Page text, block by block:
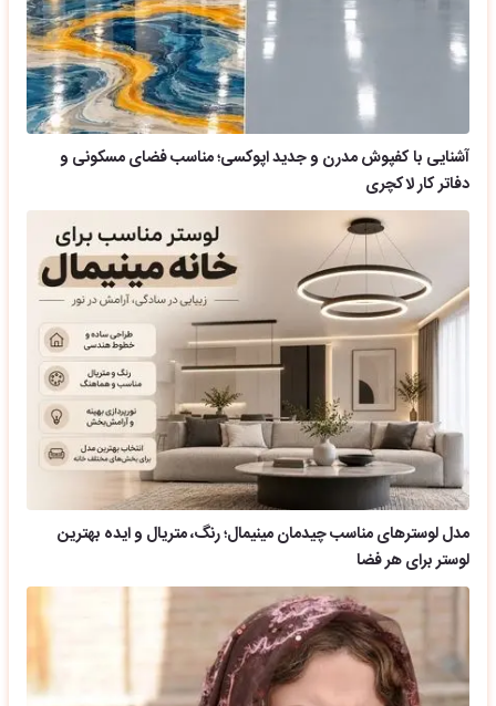
آشنایی با کفپوش مدرن و جدید اپوکسی؛ مناسب فضای مسکونی و
دفاتر کار لاکچری
مدل لوسترهای مناسب چیدمان مینیمال؛ رنگ، متریال و ایده بهترین
لوستر برای هر فضا